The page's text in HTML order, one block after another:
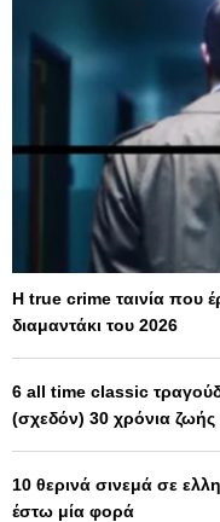
Η true crime ταινία που
διαμαντάκι του 2026
6 all time classic
(σχεδόν) 30 χρόνια ζωής
10 θερινά σινεμά σε
έστω μία φορά